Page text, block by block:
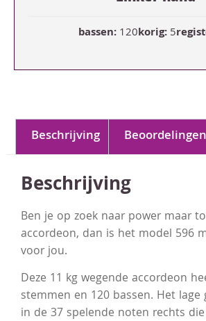
bassen:120korig:5
Beschrijving
Beschrijving
Ben je op zoek naar power maar
accordeon, dan is het model 596
voor jou.
Deze 11 kg wegende accordeon
stemmen en 120 bassen. Het
in de 37 spelende noten rechts